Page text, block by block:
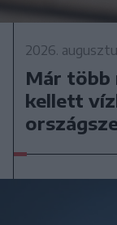
2026.
Már több
kellett